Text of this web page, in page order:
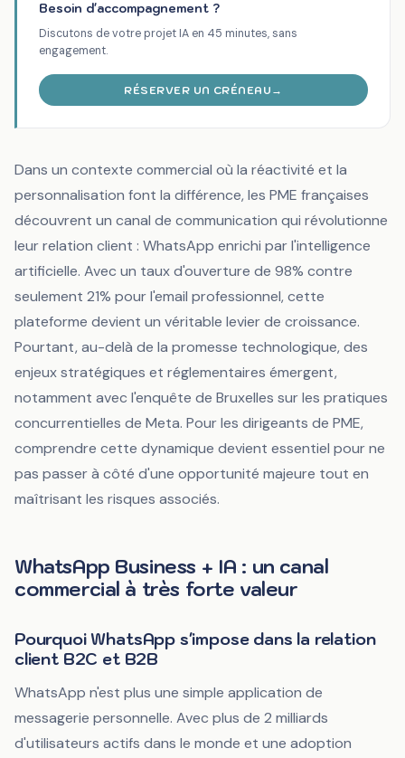
Dans un contexte commercial où la réactivité et la
personnalisation font la différence, les PME françaises
découvrent un canal de communication qui révolutionne
leur relation client : WhatsApp enrichi par l'intelligence
artificielle. Avec un taux d'ouverture de 98% contre
seulement 21% pour l'email professionnel, cette
plateforme devient un véritable levier de croissance.
Pourtant, au-delà de la promesse technologique, des
enjeux stratégiques et réglementaires émergent,
notamment avec l'enquête de Bruxelles sur les pratiques
concurrentielles de Meta. Pour les dirigeants de PME,
comprendre cette dynamique devient essentiel pour ne
pas passer à côté d'une opportunité majeure tout en
maîtrisant les risques associés.
WhatsApp Business + IA : un canal
commercial à très forte valeur
Pourquoi WhatsApp s'impose dans la relation
client B2C et B2B
WhatsApp n'est plus une simple application de
messagerie personnelle. Avec plus de 2 milliards
d'utilisateurs actifs dans le monde et une adoption
Besoin d'accompagnement ?
Discutons de votre projet IA en 45 minutes, sans
engagement.
RÉSERVER UN CRÉNEAU →